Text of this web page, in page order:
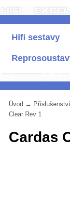
Hifi sestavy
Úvod → Příslušenství
Clear Rev 1
Cardas